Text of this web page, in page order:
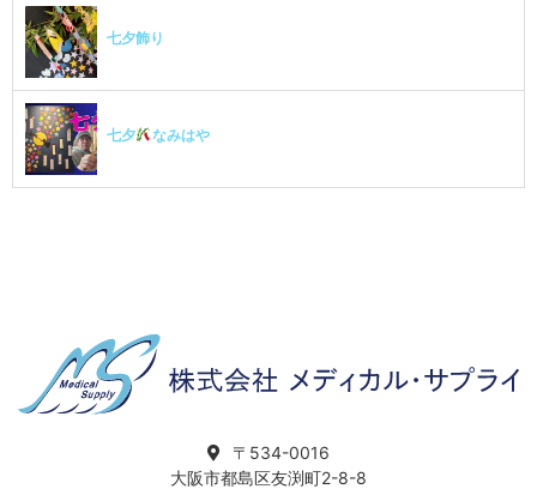
七夕飾り
七夕 なみはや
〒534-0016
大阪市都島区友渕町2-8-8